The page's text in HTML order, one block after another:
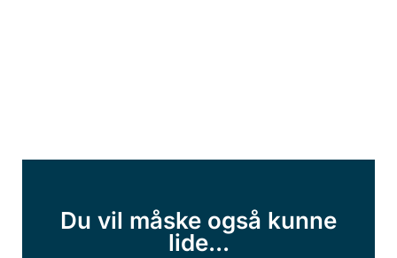
Du vil måske også kunne
lide...